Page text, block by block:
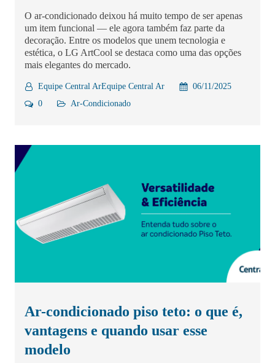
O ar-condicionado deixou há muito tempo de ser apenas
um item funcional — ele agora também faz parte da
decoração. Entre os modelos que unem tecnologia e
estética, o LG ArtCool se destaca como uma das opções
mais elegantes do mercado.
Equipe Central ArEquipe Central Ar
06/11/2025
0
Ar-Condicionado
Ar-condicionado piso teto: o que é,
vantagens e quando usar esse
modelo